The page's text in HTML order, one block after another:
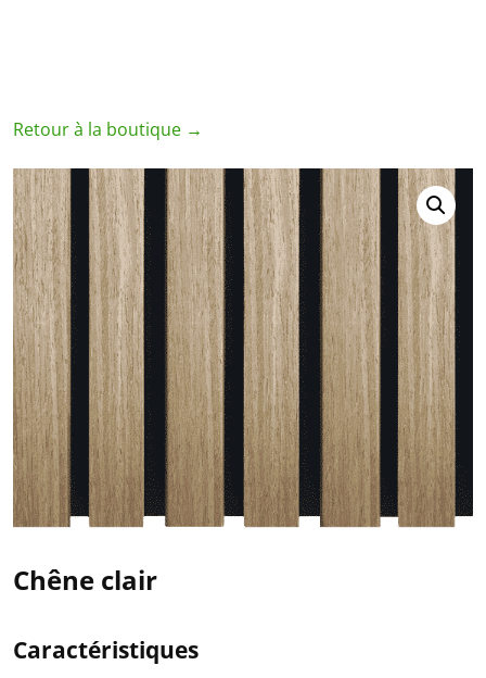
Retour à la boutique →
Chêne clair
Caractéristiques